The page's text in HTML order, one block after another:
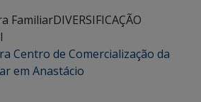
FamiliarDIVERSIFICAÇÃO
Centro de Comercialização da
em Anastácio